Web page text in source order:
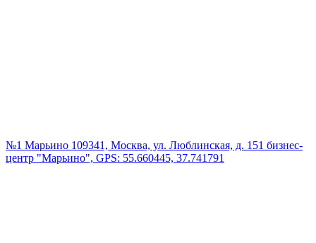
№1 Марьино 109341, Москва, ул. Люблинская, д. 151 бизнес-
центр "Марьино", GPS: 55.660445, 37.741791